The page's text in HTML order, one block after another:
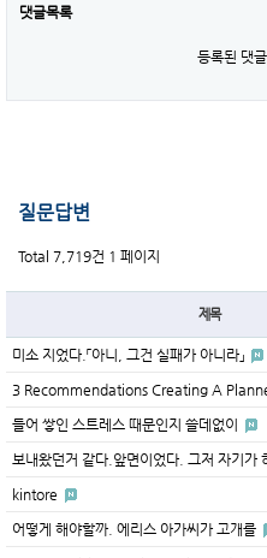
댓글목록
등록된 댓
질문답변
Total 7,719건 1 페이지
제목
미소 지었다.「아니, 그건 실패가 아니라」
3 Recommendations Creating A
들어 쌓인 스트레스 때문인지 쓸데없이
보내왔던거 같다.앞면이었다. 그저 자기가
kintore
어떻게 해야할까. 에리스 아가씨가 고개를